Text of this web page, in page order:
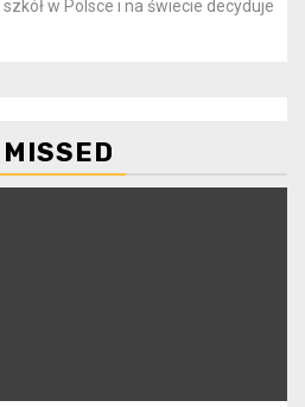
w Polsce i na świecie decyduje